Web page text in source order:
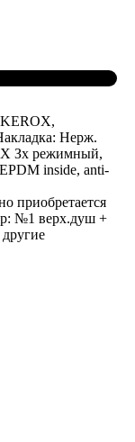
Нерж.
Зх режимный,
inside, anti-
приобретается
№1 верх.душ +